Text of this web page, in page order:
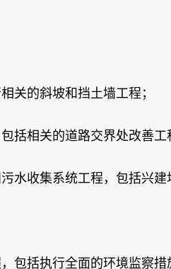
关的斜坡和挡土墙工程；
括相关的道路交界处改善工
收集系统工程，包括兴建
括执行全面的环境监察措